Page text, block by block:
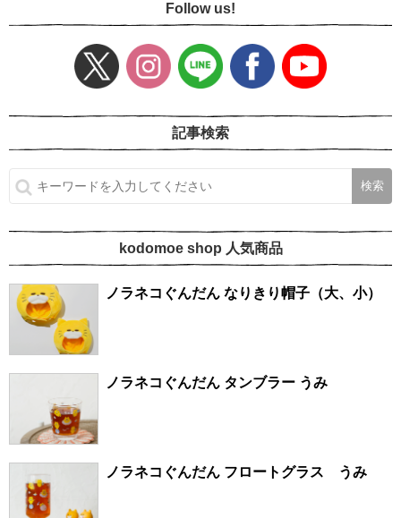
Follow us!
記事検索
kodomoe shop 人気商品
ノラネコぐんだん なりきり帽子（大、小）
ノラネコぐんだん タンブラー うみ
ノラネコぐんだん フロートグラス うみ